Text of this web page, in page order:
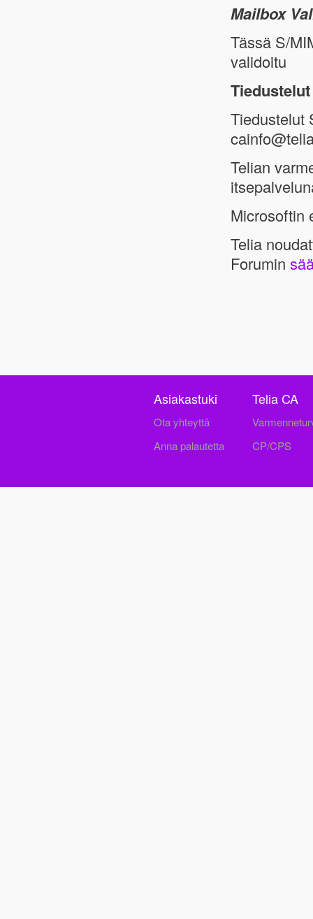
Mailbox
Tässä S/
validoitu
Tiedustelut
Telian
Microsoftin
Telia
Forumin
Asiakastuki
Ota yhteyttä
Anna palautetta
Telia CA
CP/CPS